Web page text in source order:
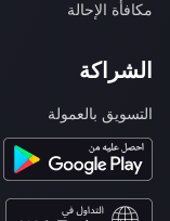
مكافأة الإحالة
الشراكة
التسويق بالعمولة